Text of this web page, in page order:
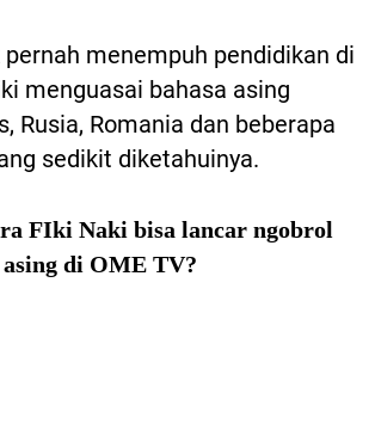
pernah menempuh pendidikan di
menguasai bahasa asing
Rusia, Romania dan beberapa
sedikit diketahuinya.
FIki Naki bisa lancar ngobrol
di OME TV?